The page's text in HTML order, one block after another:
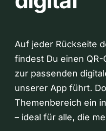
Auf jeder Rückseite
findest Du einen
zur passenden
unserer App führt.
Themenbereich ein
– ideal für alle, die